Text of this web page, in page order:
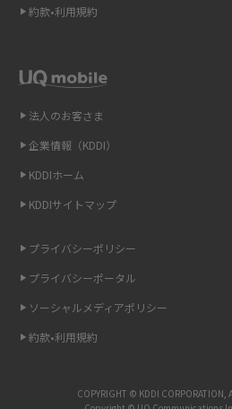
Wi-Fiを自宅に設置する方法は？必要なこと
光ファイバーとは？仕組みやメリット・デ
やすく解説
を解説
6Gとはどんな通信技術？Beyond 5Gや実用
方法を解説
UQ WiMAXの評判は？特徴やメリット・デ
法人のお客さま
企業情報（KDDI）
KDDIホーム
KDDIサイトマップ
プライバシーポリシー
プライバシーポータル
ソーシャルメディアポリシー
約款•利用規約
約款•利用規約
COPYRIGHT © KDDI CORPORATION,